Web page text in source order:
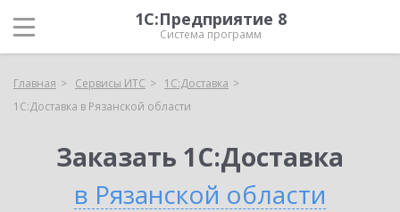
1С:Предприятие 8
Система программ
Главная Сервисы ИТС
1С:Доставка
1С:Доставка в Рязанской области
Заказать 1С:Доставка
в Рязанской области